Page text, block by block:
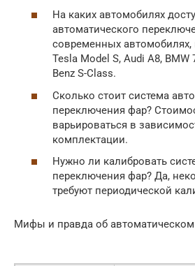
На каких автомобилях
автоматического
современных автомобилях,
Tesla Model S, Audi A8, BMW
Benz S-Class.
Сколько стоит система
переключения фар?
варьироваться в
комплектации.
Нужно ли калибровать
переключения фар? Да,
требуют периодической
Мифы и правда об